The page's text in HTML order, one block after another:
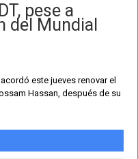
pese a
del Mundial
este jueves renovar el
Hassan, después de su